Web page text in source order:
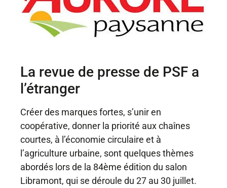
La revue de presse de PSF a
l’étranger
Créer des marques fortes, s’unir en
coopérative, donner la priorité aux chaînes
courtes, à l’économie circulaire et à
l’agriculture urbaine, sont quelques thèmes
abordés lors de la 84ème édition du salon
Libramont, qui se déroule du 27 au 30 juillet.